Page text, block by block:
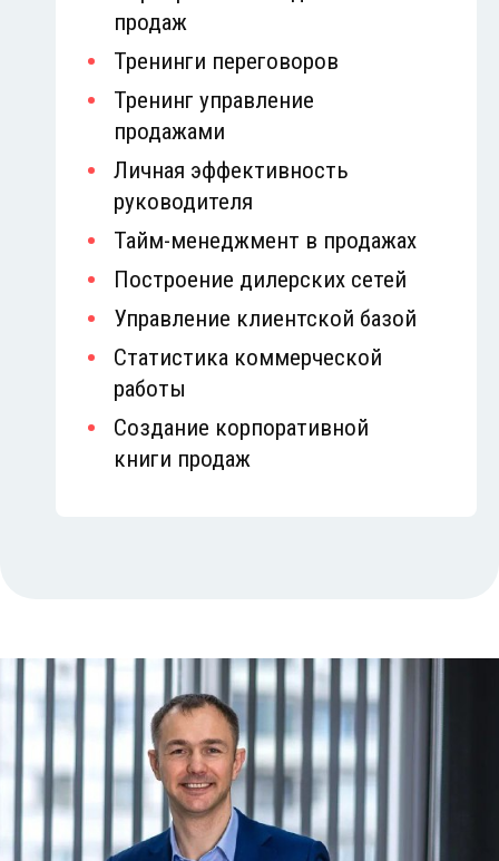
продаж
Тренинги переговоров
Тренинг управление
продажами
Личная эффективность
руководителя
Тайм-менеджмент в продажах
Построение дилерских сетей
Управление клиентской базой
Статистика коммерческой
работы
Создание корпоративной
книги продаж